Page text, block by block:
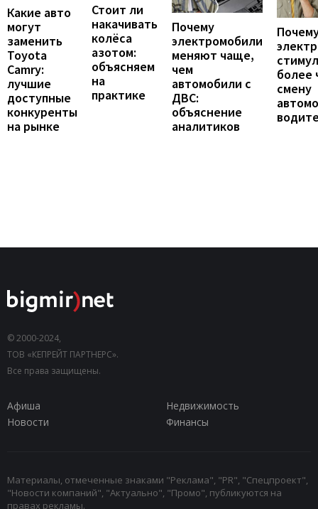
Какие авто
могут
заменить
Toyota
Camry:
лучшие
доступные
конкуренты
на рынке
Стоит ли
накачивать
колёса
азотом:
объясняем
на
практике
Почему
электромобили
меняют чаще,
чем
автомобили с
ДВС:
объяснение
аналитиков
более
смену
© 2000-2024,
ТОВ «КЕПРЕЙТ ПАРТНЕРС».
Все права защищены.
Афиша
Недвижимость
Новости
Финансы
Материалы, отмеченные знаками "Реклама", "PR", "Спецпроект",
"Новости компаний", "Актуально", "Промо", публикуются на
правах рекламы.